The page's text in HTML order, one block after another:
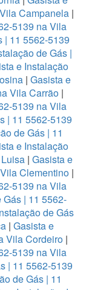
Campanela |
5139 na Vila
| 11 5562-5139
de Gás |
e Instalação
| Gasista e
Vila Carrão |
5139 na Vila
| 11 5562-5139
de Gás | 11
e Instalação
| Gasista e
Clementino|
5139 na Vila
| 11 5562-
de Gás
| Gasista e
Vila Cordeiro|
5139 na Vila
| 11 5562-5139
de Gás | 11